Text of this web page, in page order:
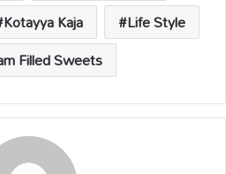
Kotayya Kaja
Life Style
Filled Sweets